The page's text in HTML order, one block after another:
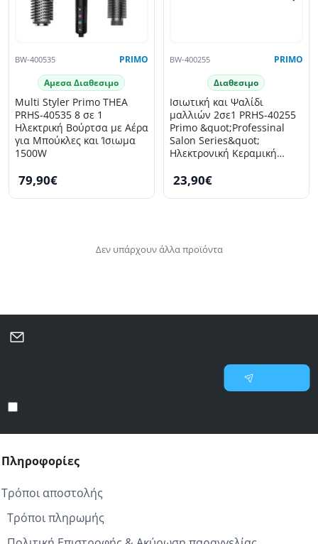
BW-400535 PRIMO
Αμεσα Διαθεσιμο
Multi Styler Primo THEA
PRHS-40535 8 σε 1
Ηλεκτρική Βούρτσα με Αέρα
για Μπούκλες και Ίσιωμα
1500W
79,90€
BW-400255 PRIMO
Διαθεσιμο
Ισιωτική και Ψαλίδι
μαλλιών 2σε1 PRHS-40255
Primo &quot;Professinal
Salon Series&quot;
Ηλεκτρονική Κεραμική
23,90€
Δεν υπάρχουν άλλα προϊόντα
email
σας
Πληροφορίες
Τρόποι αποστολής
Τρόποι πληρωμής